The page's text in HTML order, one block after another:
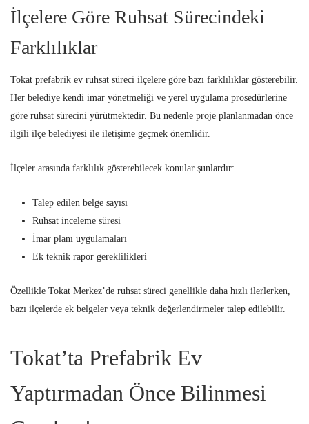
İlçelere Göre Ruhsat Sürecindeki
Farklılıklar
Tokat prefabrik ev ruhsat süreci ilçelere göre bazı farklılıklar gösterebilir.
Her belediye kendi imar yönetmeliği ve yerel uygulama prosedürlerine
göre ruhsat sürecini yürütmektedir. Bu nedenle proje planlanmadan önce
ilgili ilçe belediyesi ile iletişime geçmek önemlidir.
İlçeler arasında farklılık gösterebilecek konular şunlardır:
Talep edilen belge sayısı
Ruhsat inceleme süresi
İmar planı uygulamaları
Ek teknik rapor gereklilikleri
Özellikle Tokat Merkez’de ruhsat süreci genellikle daha hızlı ilerlerken,
bazı ilçelerde ek belgeler veya teknik değerlendirmeler talep edilebilir.
Tokat’ta Prefabrik Ev
Yaptırmadan Önce Bilinmesi